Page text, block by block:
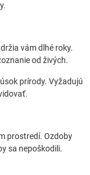
vám dlhé roky.
od živých.
prírody. Vyžadujú
prostredí. Ozdoby
sa nepoškodili.